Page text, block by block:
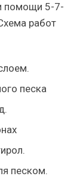
помощи 5-7-
работ
песка
песком.